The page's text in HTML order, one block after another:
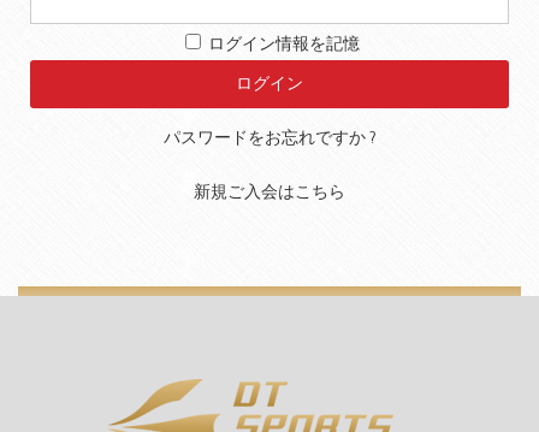
ログイン情報を記憶
パスワードをお忘れですか ?
新規ご入会はこちら